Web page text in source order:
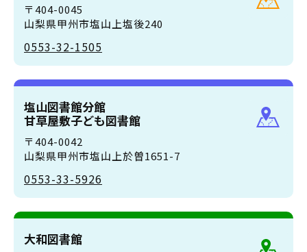
〒404-0045
山梨県甲州市塩山上塩後240
0553-32-1505
塩山図書館分館
甘草屋敷子ども図書館
〒404-0042
山梨県甲州市塩山上於曽1651-7
0553-33-5926
大和図書館